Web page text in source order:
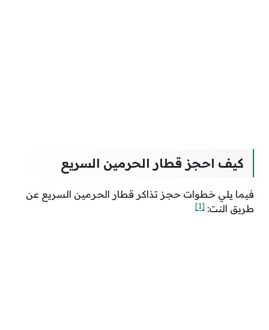
كيف احجز قطار الحرمين السريع
فيما يلي خطوات حجز تذاكر قطار الحرمين السريع عن
طريق النت: [1]